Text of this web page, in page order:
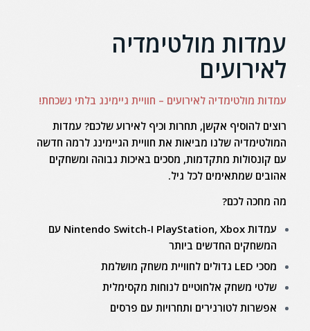
עמדות מולטימדיה
לאירועים
עמדות מולטימדיה לאירועים – חוויית גיימינג בלתי נשכחת!
רוצים להוסיף אקשן, תחרות וכיף לאירוע שלכם? עמדות
המולטימדיה שלנו מביאות את חוויית הגיימינג לרמה חדשה
עם קונסולות מתקדמות, מסכים באיכות גבוהה ומשחקים
אהובים שמתאימים לכל גיל.
מה מחכה לכם?
עמדות PlayStation, Xbox ו-Nintendo Switch עם
המשחקים החדשים ביותר
מסכי LED גדולים לחוויית משחק מושלמת
שלטי משחק אלחוטיים לנוחות מקסימלית
אפשרות לטורנירים ותחרויות עם פרסים